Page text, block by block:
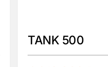
TANK 500